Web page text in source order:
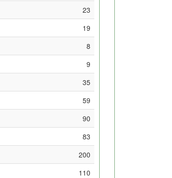
23
19
8
9
35
59
90
83
200
110